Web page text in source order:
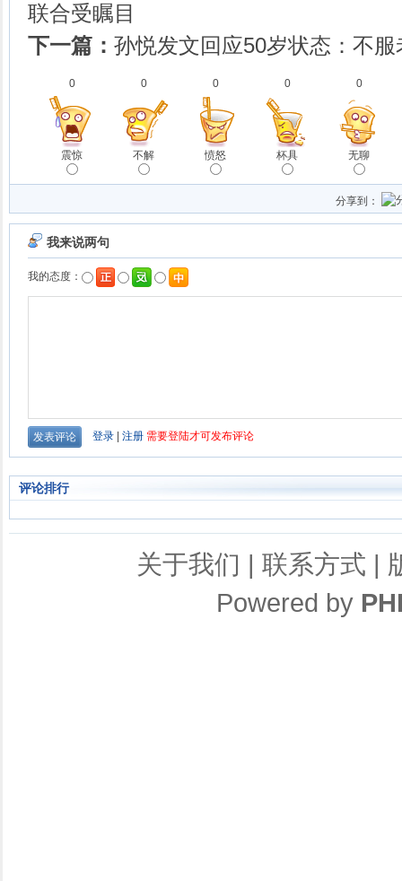
联合受瞩目
下一篇： 孙悦发文回应50岁状态：不
0
震惊
0
不解
0
愤怒
0
杯具
0
无聊
分享到：
评论排行
关于我们 | 联系方式 |
Powered by